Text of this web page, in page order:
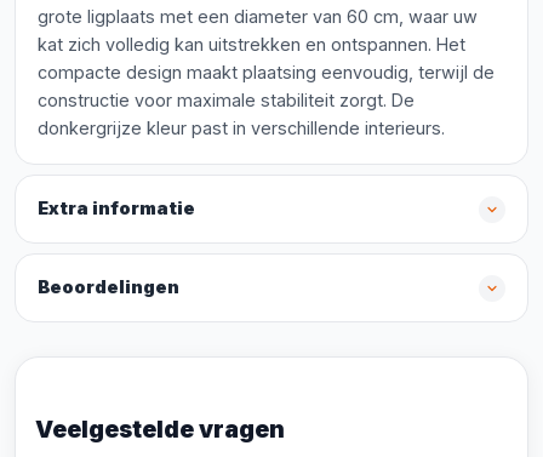
grote ligplaats met een diameter van 60 cm, waar uw
kat zich volledig kan uitstrekken en ontspannen. Het
compacte design maakt plaatsing eenvoudig, terwijl de
constructie voor maximale stabiliteit zorgt. De
donkergrijze kleur past in verschillende interieurs.
Extra informatie
Beoordelingen
Veelgestelde vragen